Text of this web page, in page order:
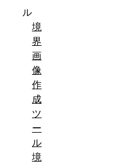
ル
境
界
画
像
作
成
ツ
ー
ル
境